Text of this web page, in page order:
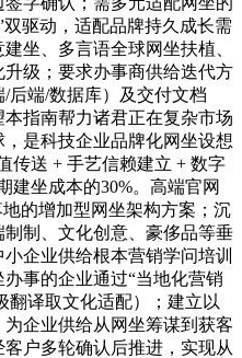
驱动，适配品牌持久成长需
坐、多言语全球网坐扶植、
级；要求办事商供给迭代方
后端/数据库）及交付文档
本指南帮力诸君正在复杂市场
是科技企业品牌化网坐设想
传送 + 手艺信赖建立 + 数字
建坐成本的30%。高端官网
的增加型网坐架构方案；沉
制、文化创意、豪侈品等垂
企业供给根本营销学问培训
事的企业通过“当地化营销
翻译取文化适配）；建立以
企业供给从网坐筹谋到获客
户多轮确认后推进，实现从